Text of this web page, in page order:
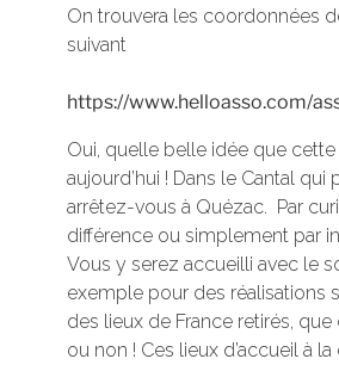
On trouvera les coordonnées
suivant
https://www.helloasso.com/
Oui, quelle belle idée que
aujourd’hui ! Dans le Cantal
arrêtez-vous à Quézac. Par
différence ou simplement par
Vous y serez accueilli avec le
exemple pour des réalisations
des lieux de France retirés,
ou non ! Ces lieux d’accueil à